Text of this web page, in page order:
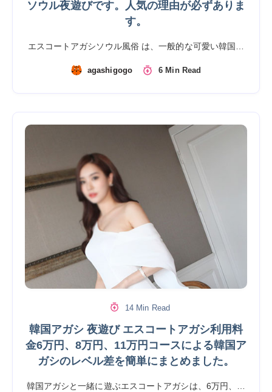
ソウル夜遊びです。人気の理由が必ずありま
す。
エスコートアガシソウル風俗 は、一般的な可愛い韓国…
agashigogo 6 Min Read
14 Min Read
韓国アガシ 夜遊び エスコートアガシ利用料
金6万円、8万円、11万円コースによる韓国ア
ガシのレベル差を簡単にまとめました。
韓国アガシと一緒に遊ぶエスコートアガシは、6万円、…